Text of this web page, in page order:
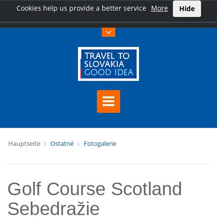
Cookies help us provide a better service More Hide
Hauptseite Ostatné Fotogalerie
Golf Course Scotland
Sebedražie